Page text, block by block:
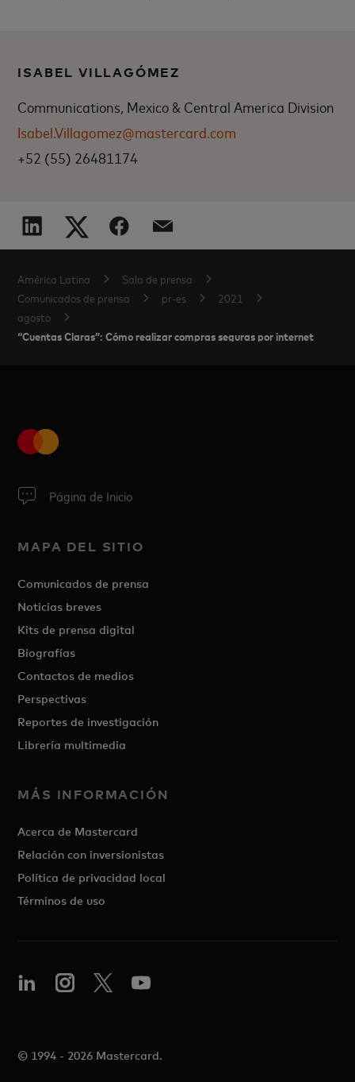
ISABEL VILLAGÓMEZ
Communications, Mexico & Central America Division
Isabel.Villagomez@mastercard.com
+52 (55) 26481174
América Latina
Sala de prensa
Comunicados de prensa
pr-es
2021
agosto
“Cuentas Claras”: Cómo realizar compras seguras por internet
Página de Inicio
MAPA DEL SITIO
Comunicados de prensa
Noticias breves
Kits de prensa digital
Biografías
Contactos de medios
Perspectivas
Reportes de investigación
Librería multimedia
MÁS INFORMACIÓN
Acerca de Mastercard
Relación con inversionistas
Política de privacidad local
Términos de uso
© 1994 - 2026 Mastercard.